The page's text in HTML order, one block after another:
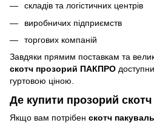
складів та логістичних центрів
виробничих підприємств
торгових компаній
Завдяки прямим поставкам та
скотч прозорий ПАКПРО
гуртовою ціною.
Де купити прозорий
Якщо вам потрібен скотч